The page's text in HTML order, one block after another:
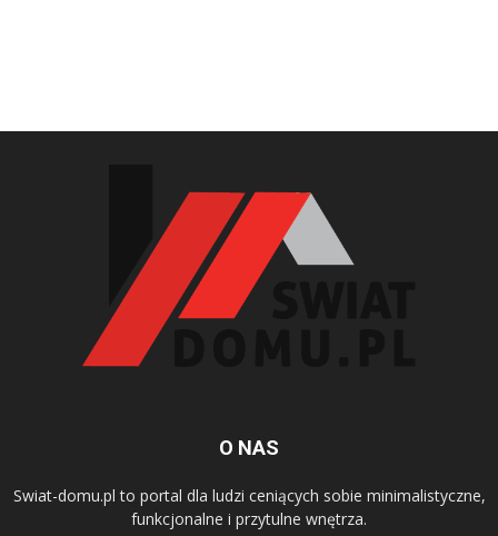
O NAS
Swiat-domu.pl to portal dla ludzi ceniących sobie minimalistyczne,
funkcjonalne i przytulne wnętrza.